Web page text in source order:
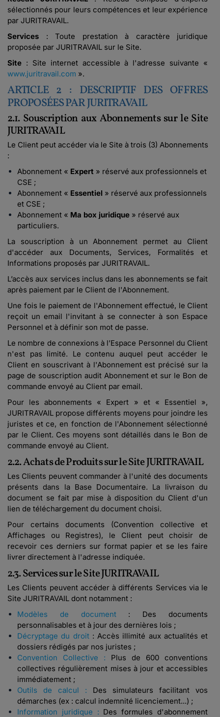
sélectionnés pour leurs compétences et leur expérience
par JURITRAVAIL.
Services : Toute prestation à caractère juridique
proposée par JURITRAVAIL sur le Site.
Site : Site internet accessible à l'adresse suivante «
www.juritravail.com ».
ARTICLE 2 : DESCRIPTIF DES OFFRES
PROPOSÉES PAR JURITRAVAIL
2.1. Souscription aux Abonnements sur le Site
JURITRAVAIL
Le Client peut accéder via le Site à trois (3) Abonnements
:
Abonnement « Expert » réservé aux professionnels et
CSE ;
Abonnement « Essentiel » réservé aux professionnels
et CSE ;
Abonnement « Ma box juridique » réservé aux
particuliers.
La souscription à un Abonnement permet au Client
d'accéder aux Documents, Services, Formalités et
Informations proposés par JURITRAVAIL.
L’accès aux services inclus dans les abonnements se fait
après paiement par le Client de l'Abonnement.
Une fois le paiement de l'Abonnement effectué, le Client
reçoit un email l'invitant à se connecter à son Espace
Personnel et à définir son mot de passe.
Le nombre de connexions à l’Espace Personnel du Client
n'est pas limité. Le contenu auquel peut accéder le
Client en souscrivant à l'Abonnement est précisé sur la
page de souscription audit Abonnement et sur le Bon de
commande envoyé au Client par email.
Pour les abonnements « Expert » et « Essentiel »,
JURITRAVAIL propose différents moyens pour joindre les
juristes et ce, en fonction de l'Abonnement sélectionné
par le Client. Ces moyens sont détaillés dans le Bon de
commande envoyé au Client.
2.2. Achats de Produits sur le Site JURITRAVAIL
Les Clients peuvent commander à l'unité des documents
présents dans la Base Documentaire. La livraison du
document se fait par mise à disposition du Client d'un
lien de téléchargement du document choisi.
Pour certains documents (Convention collective et
Affichages ou Registres), le Client peut choisir de
recevoir ces derniers sur format papier et se les faire
livrer directement à l'adresse indiquée.
2.3. Services sur le Site JURITRAVAIL
Les Clients peuvent accéder à différents Services via le
Site JURITRAVAIL dont notamment :
Modèles de document: Des documents
personnalisables et à jour des dernières lois ;
Décryptage du droit : Accès illimité aux actualités et
dossiers rédigés par nos juristes ;
Convention Collective : Plus de 600 conventions
collectives régulièrement mises à jour et accessibles
immédiatement ;
Outils de calcul : Des simulateurs facilitant vos
démarches (ex : calcul indemnité licenciement...) ;
Information juridique : Des formules d'abonnement